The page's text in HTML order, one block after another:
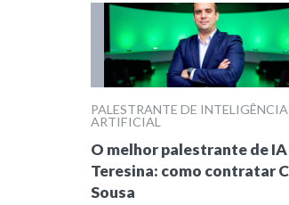
PALESTRANTE DE INTELIGÊNCIA
ARTIFICIAL
O melhor palestrante de IA
Teresina: como contratar
Sousa